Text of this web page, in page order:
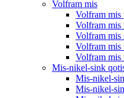
Volfram mis
Volfram mis
Volfram mis
Volfram mis
Volfram mis
Volfram mis
Mis-nikel-sink
Mis-nikel-
Mis-nikel-